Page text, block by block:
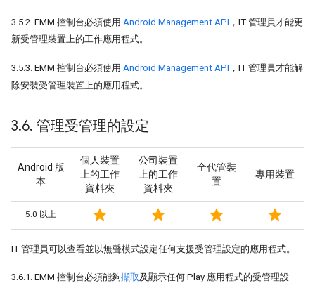
3.5.2. EMM 控制台必須使用 Android Management API ，IT 管理員才能更
新受管理裝置上的工作應用程式。
3.5.3. EMM 控制台必須使用 Android Management API ，IT 管理員才能解
除安裝受管理裝置上的應用程式。
3.6. 管理受管理的設定
Android 版
本
個人裝置
上的工作
資料夾
公司裝置
上的工作
資料夾
全代管裝
置
專用裝置
5.0 以上 star star star star
IT 管理員可以查看並以無聲模式設定任何支援受管理設定的應用程式。
3.6.1. EMM 控制台必須能夠擷取及顯示任何 Play 應用程式的受管理設